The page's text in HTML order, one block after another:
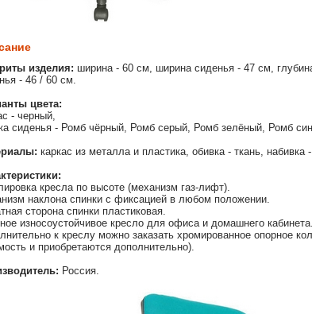
изделия: ширина - 60 см, ширина сиденья - 47 см,
- 46 / 60 см.
цвета:
- черный,
сиденья - Ромб чёрный, Ромб серый, Ромб зелёный, Ромб
каркас из металла и пластика, обивка - ткань, набивка
кресла по высоте (механизм газ-лифт).
наклона спинки с фиксацией в любом положении.
сторона спинки пластиковая.
износоустойчивое кресло для офиса и домашнего кабинета.
к креслу можно заказать хромированное опорное
и приобретаются дополнительно).
Россия.